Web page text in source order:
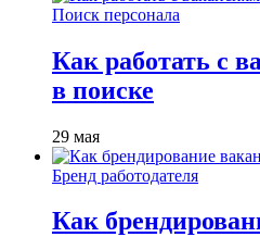
Поиск персонала
Как работать с
в поиске
29 мая
Бренд работодателя
Как